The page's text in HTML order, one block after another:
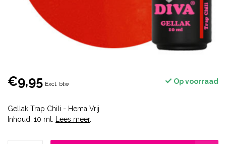
€9,95 Excl. btw Op voorraad
Gellak Trap Chili - Hema Vrij
Inhoud: 10 ml.
Lees meer.